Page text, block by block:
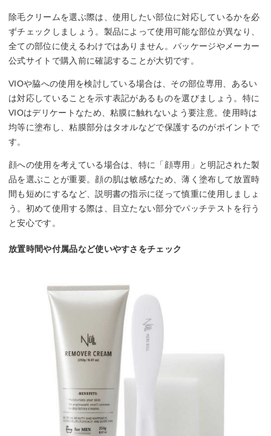
除毛クリームを選ぶ際は、使用したい部位に対応しているかを必
ずチェックしましょう。製品によって使用可能な部位が異なり、
全ての部位に使えるわけではありません。パッケージやメーカー
公式サイトで購入前に確認することが大切です。
VIOや脇への使用を検討している場合は、その部位専用、あるい
は対応していることを示す表記があるものを選びましょう。特に
VIOはデリケートなため、粘膜に触れないよう要注意。使用時は
均等に塗布し、粘膜部分はタオルなどで保護するのがポイントで
す。
顔への使用を考えている場合は、特に「顔専用」と明記された製
品を選ぶことが重要。顔の肌は敏感なため、薄く塗布して放置時
間も短めにするなど、説明書の指示に従って慎重に使用しましょ
う。初めて使用する際は、目立たない部分でパッチテストを行う
と安心です。
放置時間や付属品など使いやすさをチェック